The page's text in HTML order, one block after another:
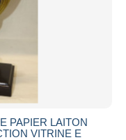
PAPIER LAITON
VITRINE E